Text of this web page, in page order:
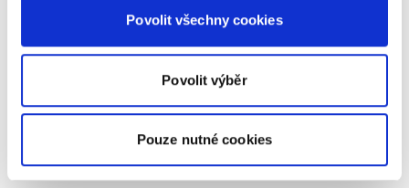
Povolit všechny cookies
Povolit výběr
Pouze nutné cookies